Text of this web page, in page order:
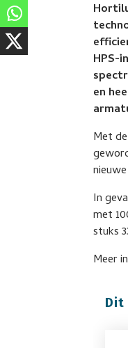
HPS-
en
Met
In
met
stuks
Meer
Dit